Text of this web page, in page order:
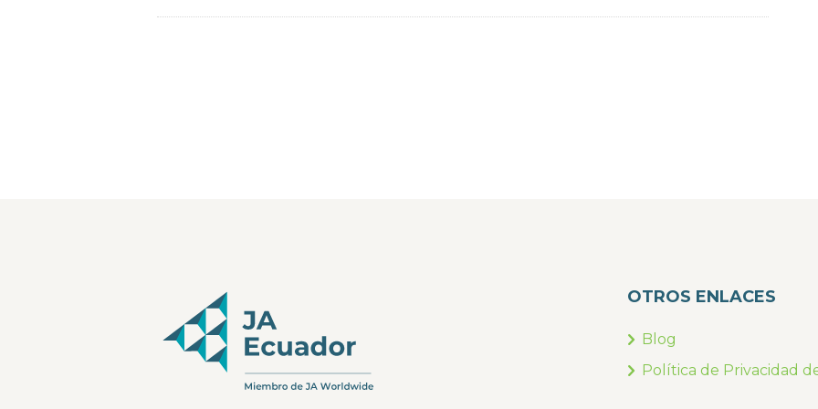
OTROS ENLACES
Blog
Política de Privacidad